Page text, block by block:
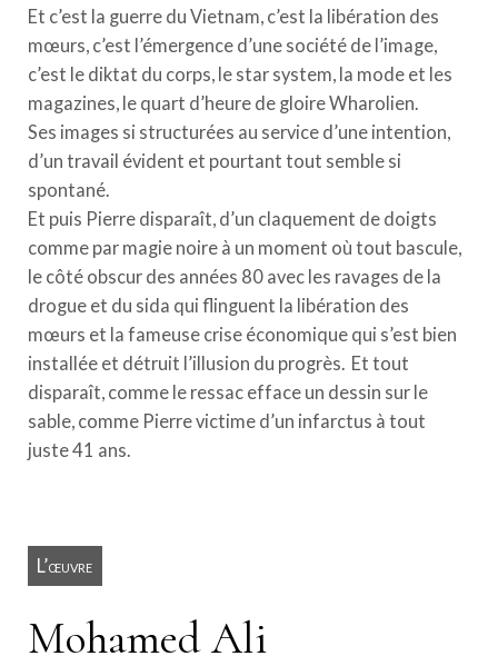
Et c’est la guerre du Vietnam, c’est la libération des
mœurs, c’est l’émergence d’une société de l’image,
c’est le diktat du corps, le star system, la mode et les
magazines, le quart d’heure de gloire Wharolien.
Ses images si structurées au service d’une intention,
d’un travail évident et pourtant tout semble si
spontané.
Et puis Pierre disparaît, d’un claquement de doigts
comme par magie noire à un moment où tout bascule,
le côté obscur des années 80 avec les ravages de la
drogue et du sida qui flinguent la libération des
mœurs et la fameuse crise économique qui s’est bien
installée et détruit l’illusion du progrès. Et tout
disparaît, comme le ressac efface un dessin sur le
sable, comme Pierre victime d’un infarctus à tout
juste 41 ans.
L’œuvre
Mohamed Ali